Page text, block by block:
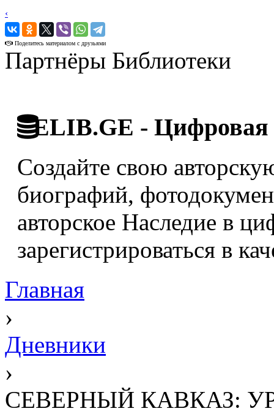
‹
›
Поделитесь материалом с друзьями
Партнёры Библиотеки
ELIB.GE - Цифровая
Создайте свою
биографий,
авторское Наследие в
зарегистрироваться в
Главная
›
Дневники
›
СЕВЕРНЫЙ КАВКАЗ: